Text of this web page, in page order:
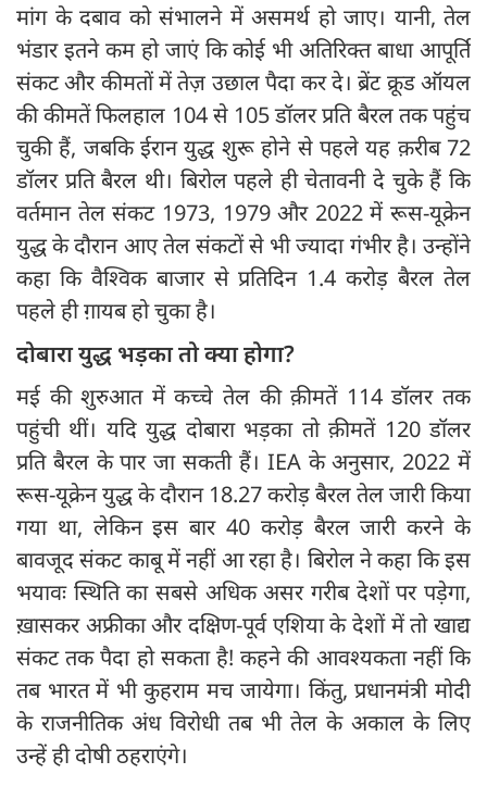
मांग के दबाव को संभालने में असमर्थ हो जाए। यानी, तेल
भंडार इतने कम हो जाएं कि कोई भी अतिरिक्त बाधा आपूर्ति
संकट और कीमतों में तेज़ उछाल पैदा कर दे। ब्रेंट क्रूड ऑयल
की कीमतें फिलहाल 104 से 105 डॉलर प्रति बैरल तक पहुंच
चुकी हैं, जबकि ईरान युद्ध शुरू होने से पहले यह क़रीब 72
डॉलर प्रति बैरल थी। बिरोल पहले ही चेतावनी दे चुके हैं कि
वर्तमान तेल संकट 1973, 1979 और 2022 में रूस-यूक्रेन
युद्ध के दौरान आए तेल संकटों से भी ज्यादा गंभीर है। उन्होंने
कहा कि वैश्विक बाजार से प्रतिदिन 1.4 करोड़ बैरल तेल
पहले ही ग़ायब हो चुका है।
दोबारा युद्ध भड़का तो क्या होगा?
मई की शुरुआत में कच्चे तेल की क़ीमतें 114 डॉलर तक
पहुंची थीं। यदि युद्ध दोबारा भड़का तो क़ीमतें 120 डॉलर
प्रति बैरल के पार जा सकती हैं। IEA के अनुसार, 2022 में
रूस-यूक्रेन युद्ध के दौरान 18.27 करोड़ बैरल तेल जारी किया
गया था, लेकिन इस बार 40 करोड़ बैरल जारी करने के
बावजूद संकट काबू में नहीं आ रहा है। बिरोल ने कहा कि इस
भयावः स्थिति का सबसे अधिक असर गरीब देशों पर पड़ेगा,
ख़ासकर अफ्रीका और दक्षिण-पूर्व एशिया के देशों में तो खाद्य
संकट तक पैदा हो सकता है! कहने की आवश्यकता नहीं कि
तब भारत में भी कुहराम मच जायेगा। किंतु, प्रधानमंत्री मोदी
के राजनीतिक अंध विरोधी तब भी तेल के अकाल के लिए
उन्हें ही दोषी ठहराएंगे।